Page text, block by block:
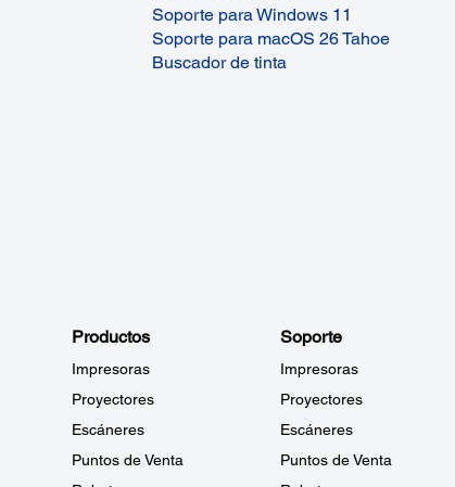
Soporte para Windows 11
Soporte para macOS 26 Tahoe
Buscador de tinta
Productos
Impresoras
Proyectores
Escáneres
Puntos de Venta
Soporte
Impresoras
Proyectores
Escáneres
Puntos de Venta